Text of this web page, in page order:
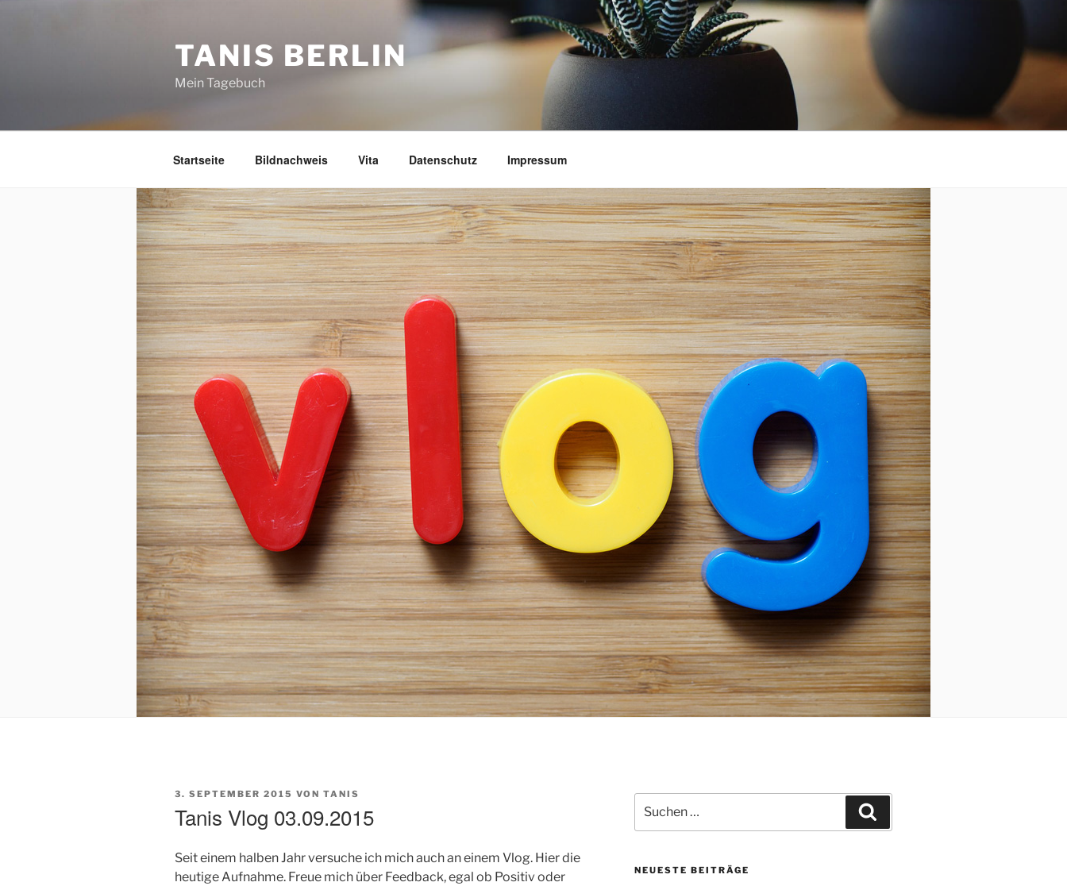
TANIS BERLIN
Mein Tagebuch
Startseite Bildnachweis Vita Datenschutz Impressum
VERÖFFENTLICHT
3. SEPTEMBER 2015 VON TANIS
Tanis Vlog 03.09.2015
Seit einem halben Jahr versuche ich mich auch an einem Vlog. Hier die
heutige Aufnahme. Freue mich über Feedback, egal ob Positiv oder
nach:
NEUESTE BEITRÄGE